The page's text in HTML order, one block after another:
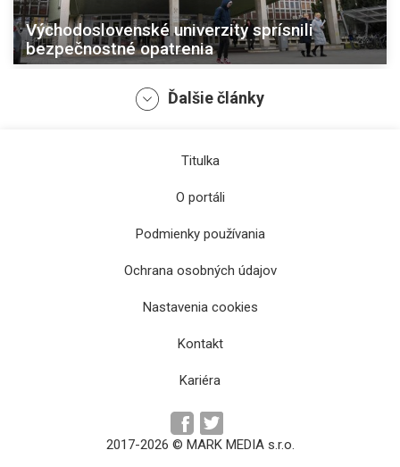
Východoslovenské univerzity sprísnili
bezpečnostné opatrenia
Mestské časti sa nevedia napojiť na
kamerový systém, situáciu môže vyriešiť
zvýšený rozpočet
Ďalšie články
Titulka
O portáli
Podmienky používania
Ochrana osobných údajov
Nastavenia cookies
Kontakt
Kariéra
2017-2026 © MARK MEDIA s.r.o.